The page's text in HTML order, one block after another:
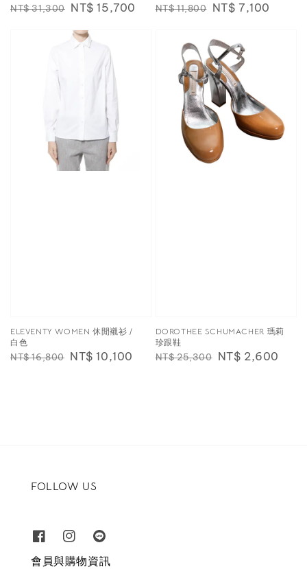
Regular
NT$ 31,300 Sale
NT$ 15,700
Regular
NT$ 11,800 Sale
NT$ 7,100
ELEVENTY WOMEN 休閒襯衫 /
白色
Regular
NT$ 16,800 Sale
NT$ 10,100
DOROTHEE SCHUMACHER 瑪莉
珍跟鞋
Regular
NT$ 25,300 Sale
NT$ 2,600
FOLLOW US
會員與購物資訊